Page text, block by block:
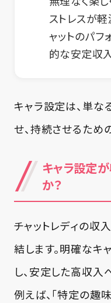
ストレスが
ャットのパフ
的な安定収
キャラ設定は、単な
せ、持続させるため
キャラ設定
か？
チャットレディの収
結します。明確なキ
し、安定した高収入
例えば、「特定の趣